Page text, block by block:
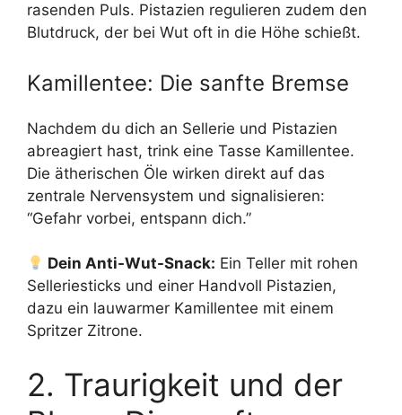
rasenden Puls. Pistazien regulieren zudem den
Blutdruck, der bei Wut oft in die Höhe schießt.
Kamillentee: Die sanfte Bremse
Nachdem du dich an Sellerie und Pistazien
abreagiert hast, trink eine Tasse Kamillentee.
Die ätherischen Öle wirken direkt auf das
zentrale Nervensystem und signalisieren:
“Gefahr vorbei, entspann dich.”
Dein Anti-Wut-Snack: Ein Teller mit rohen
Selleriesticks und einer Handvoll Pistazien,
dazu ein lauwarmer Kamillentee mit einem
Spritzer Zitrone.
2. Traurigkeit und der